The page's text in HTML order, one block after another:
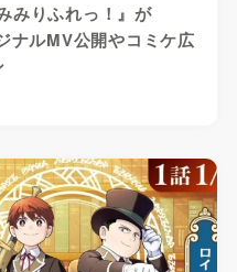
みりふれっ！』が
ナルMV公開やコミケ広